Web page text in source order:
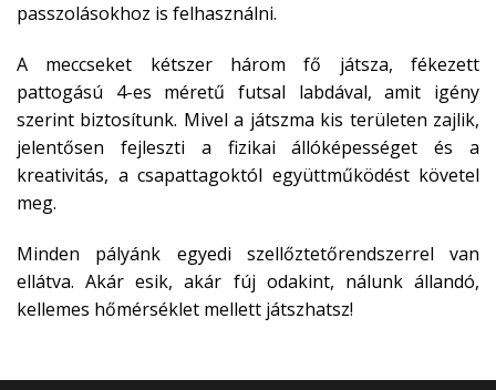
passzolásokhoz is felhasználni.
A meccseket kétszer három fő játsza, fékezett
pattogású 4-es méretű futsal labdával, amit igény
szerint biztosítunk. Mivel a játszma kis területen zajlik,
jelentősen fejleszti a fizikai állóképességet és a
kreativitás, a csapattagoktól együttműködést követel
meg.
Minden pályánk egyedi szellőztetőrendszerrel van
ellátva. Akár esik, akár fúj odakint, nálunk állandó,
kellemes hőmérséklet mellett játszhatsz!